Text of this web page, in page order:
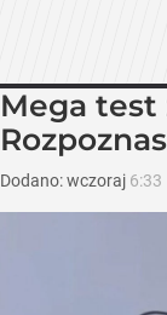
Mega test
Dodano:wczoraj 6:33